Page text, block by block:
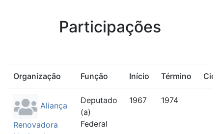
Participações
Organização Função Início Término
Aliança
Renovadora
Deputado
(a)
Federal
1967 1974